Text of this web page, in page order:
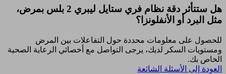
هل ستتأثر دقة نظام فري ستايل ليبري 2 بلس بمرض،
مثل البرد أو الأنفلونزا؟
للحصول على معلومات محددة حول التفاعلات بين المرض
ومستويات السكر لديك، يرجى التواصل مع أخصائي الرعاية الصحية
الخاص بك.
العودة إلى الأسئلة الشائعة